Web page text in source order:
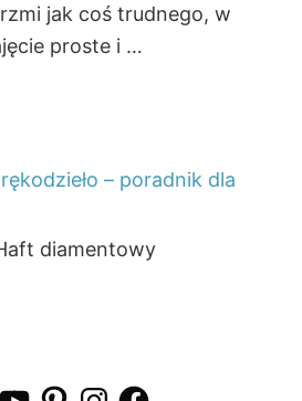
jak coś trudnego, w
proste i …
– poradnik dla
diamentowy
YouTubePinterestInstagramFacebook